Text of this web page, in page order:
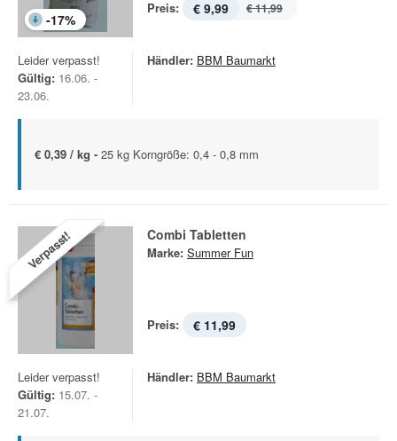
-17%
Preis: € 9,99 € 11,99
Leider verpasst!
Gültig: 16.06. -
23.06.
Händler: BBM Baumarkt
€ 0,39 / kg - 25 kg Korngröße: 0,4 - 0,8 mm
Verpasst! Combi Tabletten
Marke: Summer Fun
Preis: € 11,99
Leider verpasst!
Gültig: 15.07. -
21.07.
Händler: BBM Baumarkt